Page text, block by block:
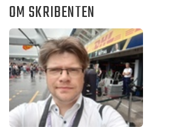
OM SKRIBENTEN